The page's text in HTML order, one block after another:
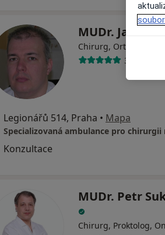
MUDr. Jan
Chirurg, Ortoped
30 názorů
Legionářů 514, Praha • Mapa
Konzultace
MUDr. Petr
Chirurg, Proktolog,